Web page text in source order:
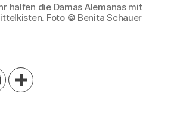
halfen die Damas Alemanas mit
Foto © Benita Schauer